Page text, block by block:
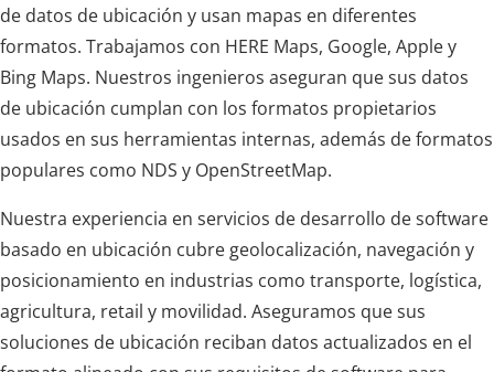
de datos de ubicación y usan mapas en diferentes
formatos. Trabajamos con HERE Maps, Google, Apple y
Bing Maps. Nuestros ingenieros aseguran que sus datos
de ubicación cumplan con los formatos propietarios
usados en sus herramientas internas, además de formatos
populares como NDS y OpenStreetMap.
Nuestra experiencia en servicios de desarrollo de software
basado en ubicación cubre geolocalización, navegación y
posicionamiento en industrias como transporte, logística,
agricultura, retail y movilidad. Aseguramos que sus
soluciones de ubicación reciban datos actualizados en el